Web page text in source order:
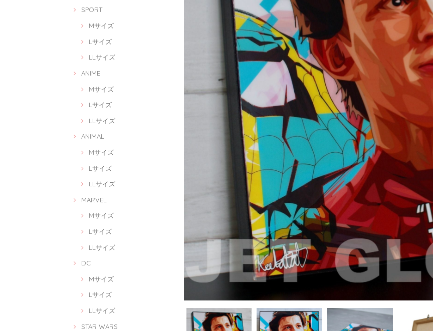
SPORT
Mサイズ
Lサイズ
LLサイズ
ANIME
Mサイズ
Lサイズ
LLサイズ
ANIMAL
Mサイズ
Lサイズ
LLサイズ
MARVEL
Mサイズ
Lサイズ
LLサイズ
DC
Mサイズ
Lサイズ
LLサイズ
STAR WARS